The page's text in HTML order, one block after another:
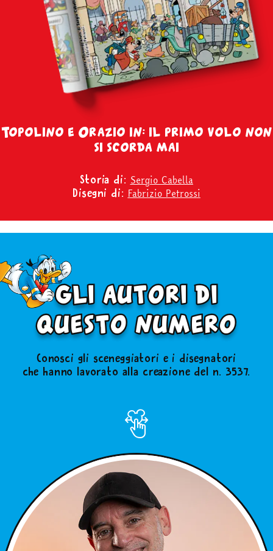
Topolino e Orazio in: il primo volo non
si scorda mai
Storia di: Sergio Cabella
Disegni di: Fabrizio Petrossi
gli autori di
questo numero
Conosci gli sceneggiatori e i disegnatori
che hanno lavorato alla creazione del n. 3537.